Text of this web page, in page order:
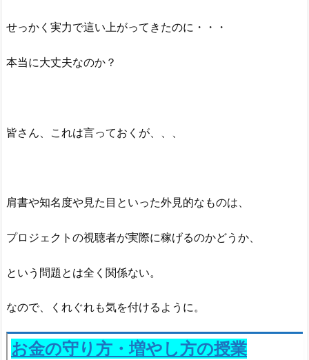
せっかく実力で這い上がってきたのに・・・
本当に大丈夫なのか？
皆さん、これは言っておくが、、、
肩書や知名度や見た目といった外見的なものは、
プロジェクトの視聴者が実際に稼げるのかどうか、
という問題とは全く関係ない。
なので、くれぐれも気を付けるように。
お金の守り方・増やし方の授業